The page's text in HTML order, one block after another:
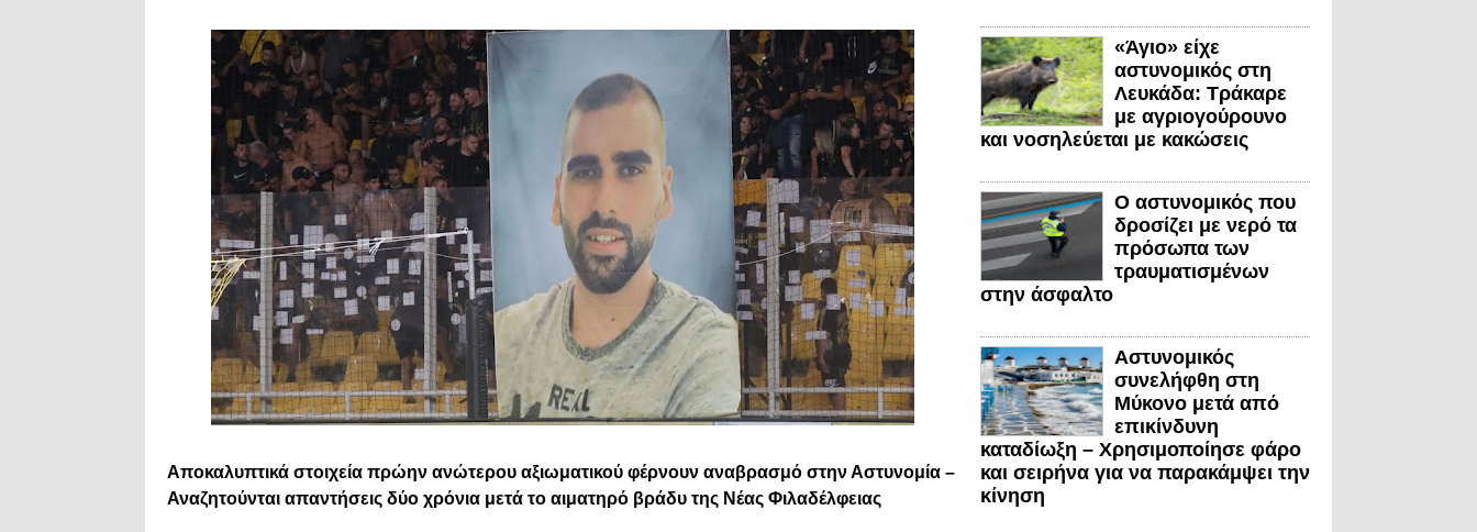
Αποκαλυπτικά στοιχεία πρώην ανώτερου αξιωματικού φέρνουν αναβρασμό στην Αστυνομία –
Αναζητούνται απαντήσεις δύο χρόνια μετά το αιματηρό βράδυ της Νέας Φιλαδέλφειας
«Άγιο» είχε
αστυνομικός στη
Λευκάδα: Τράκαρε
με αγριογούρουνο
και νοσηλεύεται με κακώσεις
Ο αστυνομικός που
δροσίζει με νερό τα
πρόσωπα των
τραυματισμένων
στην άσφαλτο
Αστυνομικός
συνελήφθη στη
Μύκονο μετά από
επικίνδυνη
καταδίωξη – Χρησιμοποίησε φάρο
και σειρήνα για να παρακάμψει την
κίνηση